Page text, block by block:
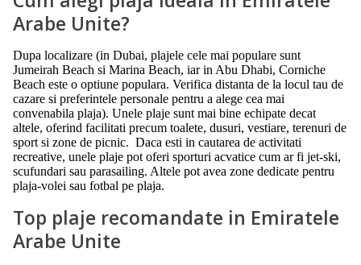
Arabe Unite?
Dupa localizare (in Dubai, plajele cele mai populare sunt
Jumeirah Beach si Marina Beach, iar in Abu Dhabi, Corniche
Beach este o optiune populara. Verifica distanta de la locul tau de
cazare si preferintele personale pentru a alege cea mai
convenabila plaja). Unele plaje sunt mai bine echipate decat
altele, oferind facilitati precum toalete, dusuri, vestiare, terenuri de
sport si zone de picnic. Daca esti in cautarea de activitati
recreative, unele plaje pot oferi sporturi acvatice cum ar fi jet-ski,
scufundari sau parasailing. Altele pot avea zone dedicate pentru
plaja-volei sau fotbal pe plaja.
Top plaje recomandate in Emiratele
Arabe Unite